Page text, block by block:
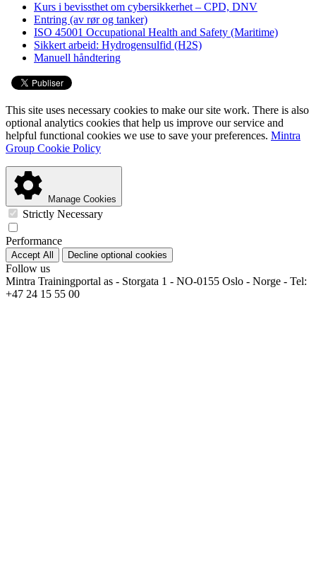
Kurs i bevissthet om cybersikkerhet – CPD, DNV
Entring (av rør og tanker)
ISO 45001 Occupational Health and Safety (Maritime)
Sikkert arbeid: Hydrogensulfid (H2S)
Manuell håndtering
This site uses necessary cookies to make our site work. There is also
optional analytics cookies that help us improve our service and
helpful functional cookies we use to save your preferences. Mintra
Group Cookie Policy
Manage Cookies
Strictly Necessary
Performance
Accept All Decline optional cookies
Follow us
Mintra Trainingportal as - Storgata 1 - NO-0155 Oslo - Norge - Tel:
+47 24 15 55 00